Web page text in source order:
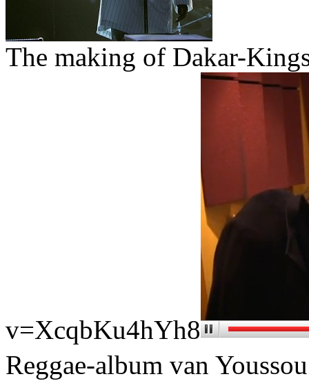
The making of Dakar-
v=XcqbKu4hYh8
Reggae-album van